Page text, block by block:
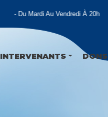
Du Mardi Au Vendredi À 20h
INTERVENANTS DONS